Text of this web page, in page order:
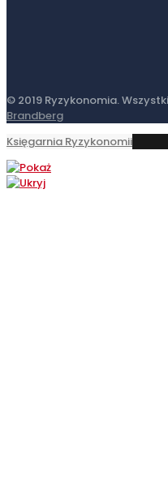
© 2019 Ryzykonomia.
Brandberg
Księgarnia Ryzykonomii